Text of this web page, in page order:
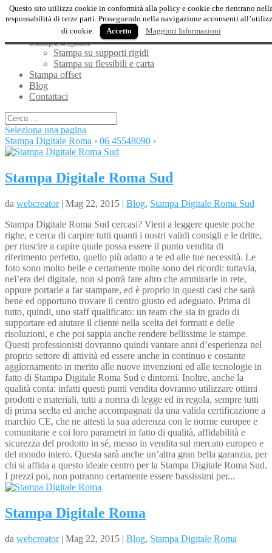
Stampa Digitale
Stampa su supporti rigidi
Stampa su flessibili e carta
Stampa offset
Blog
Contattaci
Seleziona una pagina
Stampa Digitale Roma › 06 45548090 ›
Stampa Digitale Roma Sud
da webcreator| Mag 22, 2015 | Blog, Stampa Digitale Roma Sud
Stampa Digitale Roma Sud cercasi? Vieni a leggere queste poche
righe, e cerca di carpire tutti quanti i nostri validi consigli e le dritte,
per riuscire a capire quale possa essere il punto vendita di
riferimento perfetto, quello più adatto a te ed alle tue necessità. Le
foto sono molto belle e certamente molte sono dei ricordi: tuttavia,
nel’era del digitale, non si potrà fare altro che ammirarle in rete,
oppure portarle a far stampare, ed è proprio in questi casi che sarà
bene ed opportuno trovare il centro giusto ed adeguato. Prima di
tutto, quindi, uno staff qualificato: un team che sia in grado di
supportare ed aiutare il cliente nella scelta dei formati e delle
risoluzioni, e che poi sappia anche rendere bellissime le stampe.
Questi professionisti dovranno quindi vantare anni d’esperienza nel
proprio settore di attività ed essere anche in continuo e costante
aggiornamento in merito alle nuove invenzioni ed alle tecnologie in
fatto di Stampa Digitale Roma Sud e dintorni. Inoltre, anche la
qualità conta: infatti questi punti vendita dovranno utilizzare ottimi
prodotti e materiali, tutti a norma di legge ed in regola, sempre tutti
di prima scelta ed anche accompagnati da una valida certificazione a
marchio CE, che ne attesti la sua aderenza con le norme europee e
comunitarie e coi loro parametri in fatto di qualità, affidabilità e
sicurezza del prodotto in sé, messo in vendita sul mercato europeo e
del mondo intero. Questa sarà anche un’altra gran bella garanzia, per
chi si affida a questo ideale centro per la Stampa Digitale Roma Sud.
I prezzi poi, non potranno certamente essere bassissimi per...
Stampa Digitale Roma
da webcreator| Mag 22, 2015 | Blog, Stampa Digitale Roma
Questo sito utilizza cookie in conformità alla policy e cookie che rientrano
responsabilità di terze parti. Proseguendo nella navigazione acconsenti
di cookie.
Accetto Maggiori Informazioni